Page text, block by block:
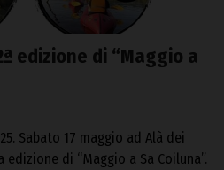
edizione di “Maggio a
Sabato 17 maggio ad Alà dei
di “Maggio a Sa Coiluna”.